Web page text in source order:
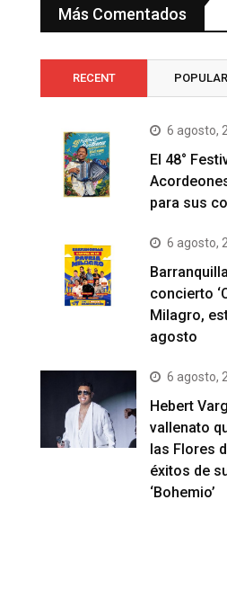
Más Comentados
RECENT POPULAR
6 agosto,
El 48°
para sus
6 agosto,
concierto
Milagro,
agosto
6 agosto,
Hebert
vallenato
las Flores
éxitos de
‘Bohemio’